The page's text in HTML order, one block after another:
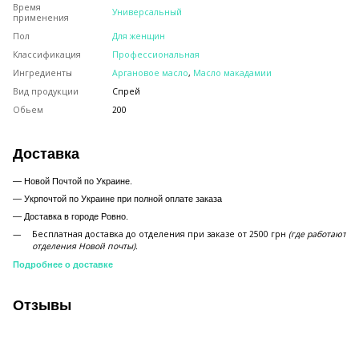
Время
применения
Универсальный
Пол
Для женщин
Классификация
Профессиональная
Ингредиенты
Аргановое масло, Масло макадамии
Вид продукции
Спрей
Обьем
200
Доставка
— Новой Почтой по Украине.
— Укрпочтой по Украине при полной оплате заказа
— Доставка в городе Ровно.
Бесплатная доставка до отделения при заказе от 2500 грн (где работают
отделения Новой почты).
Подробнее о доставке
Отзывы